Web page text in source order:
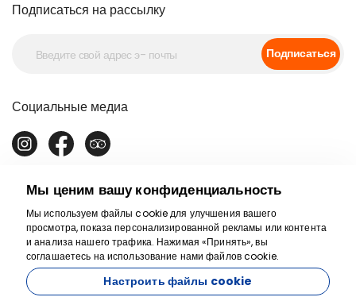
Подписаться на рассылку
Подписаться
Социальные медиа
17863
Мы ценим вашу конфиденциальность
Мы используем файлы cookie для улучшения вашего
просмотра, показа персонализированной рекламы или контента
и анализа нашего трафика. Нажимая «Принять», вы
соглашаетесь на использование нами файлов cookie.
Настроить файлы cookie
Мы здесь, чтобы
помочь